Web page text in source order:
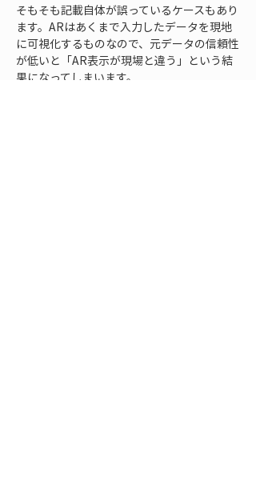
そもそも記載自体が誤っているケースもあり
ます。ARはあくまで入力したデータを現地
に可視化するものなので、元データの信頼性
が低いと「AR表示が現場と違う」という結
果になってしまいます。